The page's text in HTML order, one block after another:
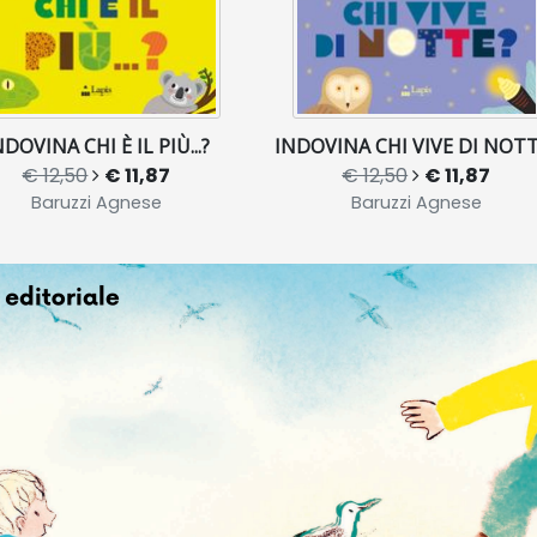
CHI È IL PIÙ...?
€ 12,50 € 11,87
Baruzzi Agnese
INDOVINA CHI VIVE DI
€ 12,50 € 11,87
Baruzzi Agnese